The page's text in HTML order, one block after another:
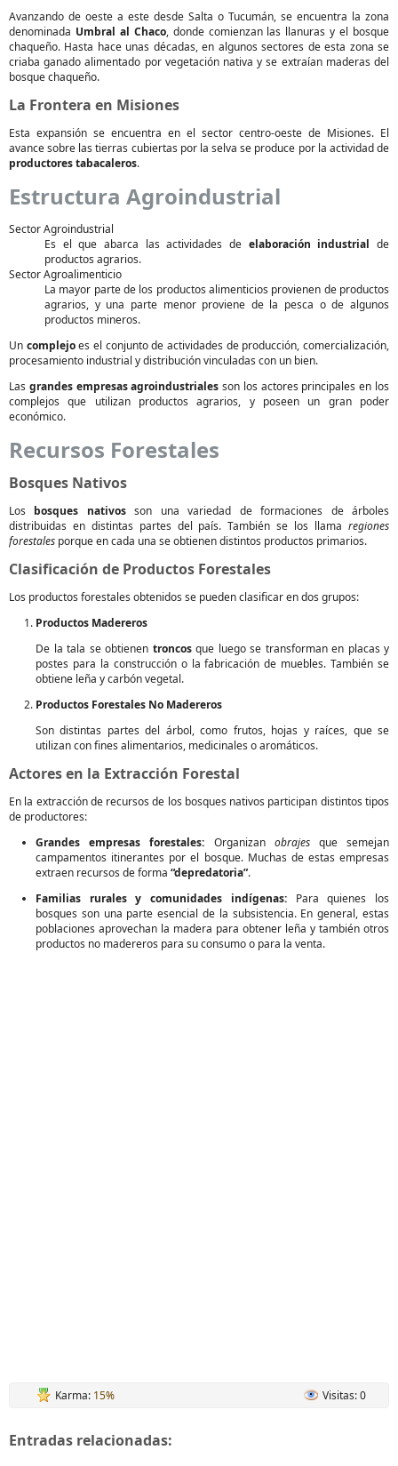
Avanzando de oeste a este desde Salta o Tucumán, se encuentra la zona
denominada Umbral al Chaco, donde comienzan las llanuras y el bosque
chaqueño. Hasta hace unas décadas, en algunos sectores de esta zona se
criaba ganado alimentado por vegetación nativa y se extraían maderas del
bosque chaqueño.
La Frontera en Misiones
Esta expansión se encuentra en el sector centro-oeste de Misiones. El
avance sobre las tierras cubiertas por la selva se produce por la actividad de
productores tabacaleros.
Estructura Agroindustrial
Sector Agroindustrial
Es el que abarca las actividades de elaboración industrial de
productos agrarios.
Sector Agroalimenticio
La mayor parte de los productos alimenticios provienen de productos
agrarios, y una parte menor proviene de la pesca o de algunos
productos mineros.
Un complejoes el conjunto de actividades de producción, comercialización,
procesamiento industrial y distribución vinculadas con un bien.
Las grandes empresas agroindustriales son los actores principales en los
complejos que utilizan productos agrarios, y poseen un gran poder
económico.
Recursos Forestales
Bosques Nativos
Los bosques nativosson una variedad de formaciones de árboles
distribuidas en distintas partes del país. También se los llama regiones
forestales porque en cada una se obtienen distintos productos primarios.
Clasificación de Productos Forestales
Los productos forestales obtenidos se pueden clasificar en dos grupos:
Productos Madereros
De la tala se obtienen troncosque luego se transforman en placas y
postes para la construcción o la fabricación de muebles. También se
obtiene leña y carbón vegetal.
Productos Forestales No Madereros
Son distintas partes del árbol, como frutos, hojas y raíces, que se
utilizan con fines alimentarios, medicinales o aromáticos.
Actores en la Extracción Forestal
En la extracción de recursos de los bosques nativos participan distintos tipos
de productores:
Grandes empresas forestales: Organizan obrajesque semejan
campamentos itinerantes por el bosque. Muchas de estas empresas
extraen recursos de forma “depredatoria”.
Familias rurales y comunidades indígenas:Para quienes los
bosques son una parte esencial de la subsistencia. En general, estas
poblaciones aprovechan la madera para obtener leña y también otros
productos no madereros para su consumo o para la venta.
Karma: 15% Visitas: 0
Entradas relacionadas: